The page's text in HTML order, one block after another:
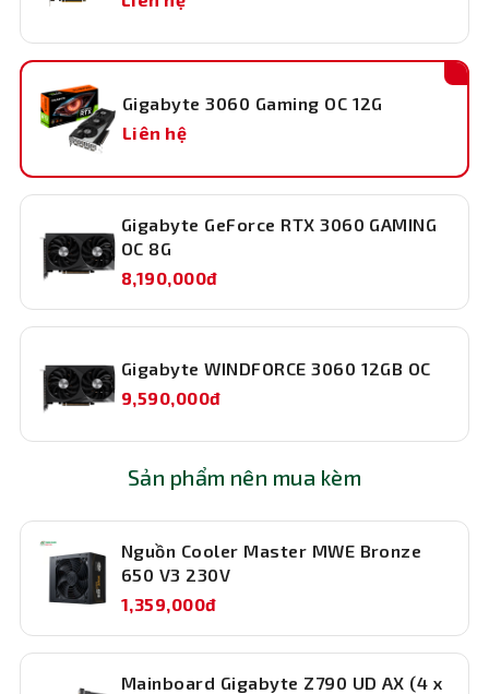
Quạt chủ động 3D trên VGA này đem đến khả năng làm
mát bán thụ động, và khi GPU ở chế độ tải thấp quạt sẽ
ngừng quay để đảm bảo sự yên tĩnh cần thiết. Thiết kế
đường sọc 3D trên cánh quạt và mép quạt hình tam giác
giúp dẫn luồng không khí luân chuyển mượt mà, từ đó
nâng cao hiệu quả làm mát.
Gigabyte 3060 Gaming OC 12G
Liên hệ
Gigabyte GeForce RTX 3060 GAMING
OC 8G
8,190,000đ
Gigabyte WINDFORCE 3060 12GB OC
9,590,000đ
Sản phẩm nên mua kèm
Nguồn Cooler Master MWE Bronze
650 V3 230V
1,359,000đ
Mainboard Gigabyte Z790 UD AX (4 x